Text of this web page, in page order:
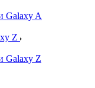
Galaxy A
Z
Galaxy Z